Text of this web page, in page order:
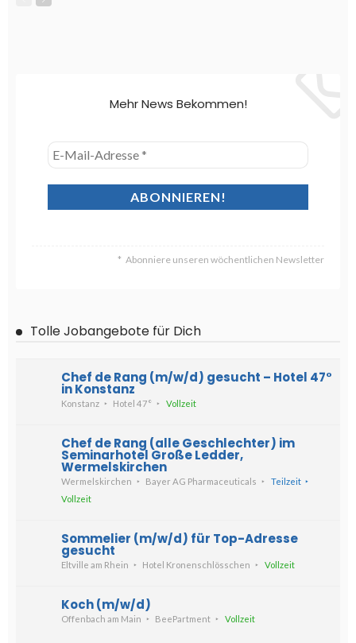
Mehr News Bekommen!
Abonniere unseren wöchentlichen Newsletter
Tolle Jobangebote für Dich
Chef de Rang (m/w/d) gesucht – Hotel 47°
in Konstanz
Konstanz Hotel 47° Vollzeit
Chef de Rang (alle Geschlechter) im
Seminarhotel Große Ledder,
Wermelskirchen
Wermelskirchen Bayer AG Pharmaceuticals
Teilzeit
Vollzeit
Sommelier (m/w/d) für Top-Adresse
gesucht
Eltville am Rhein Hotel Kronenschlösschen Vollzeit
Koch (m/w/d)
Offenbach am Main BeePartment Vollzeit